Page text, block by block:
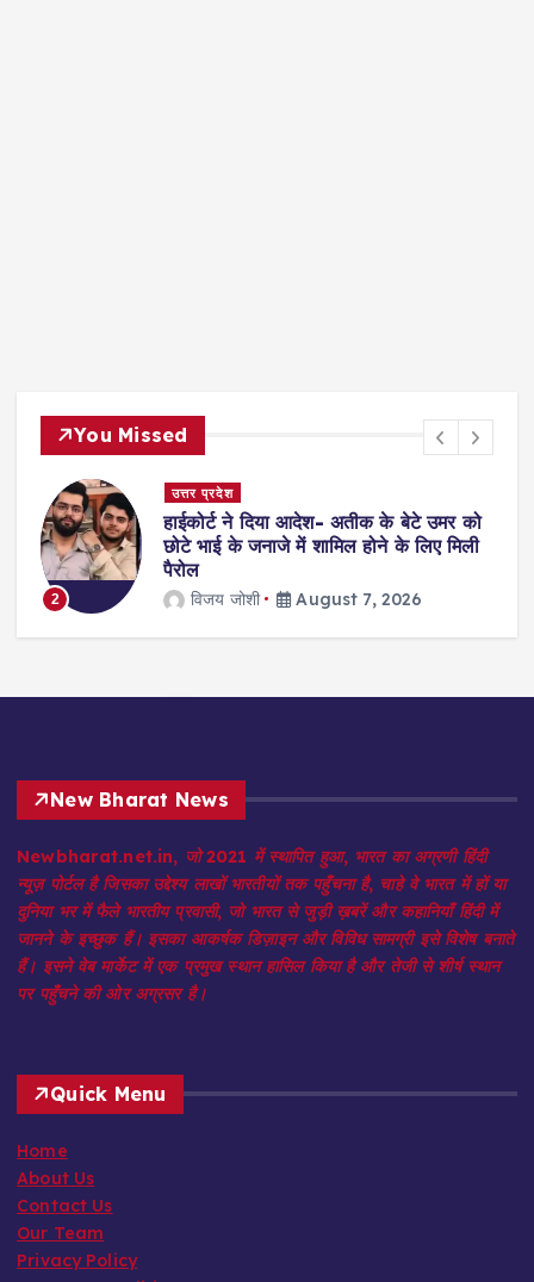
You Missed
दिल्ली
सुप्रीमकोर्ट: 4 साल की दुष्कर्म पीड़िता का
इलाज करने से किया था इनकार, अब अस्पताल
भरेंगे 12 लाख जुर्माना
jagmohan kholiya
New Bharat News
Newbharat.net.in, जो 2021 में स्थापित हुआ, भारत का अग्रणी हिंदी
न्यूज़ पोर्टल है जिसका उद्देश्य लाखों भारतीयों तक पहुँचना है, चाहे वे भारत में हों या
दुनिया भर में फैले भारतीय प्रवासी, जो भारत से जुड़ी ख़बरें और कहानियाँ हिंदी में
जानने के इच्छुक हैं। इसका आकर्षक डिज़ाइन और विविध सामग्री इसे विशेष बनाते
हैं। इसने वेब मार्केट में एक प्रमुख स्थान हासिल किया है और तेजी से शीर्ष स्थान
Quick Menu
Home
About Us
Contact Us
Our Team